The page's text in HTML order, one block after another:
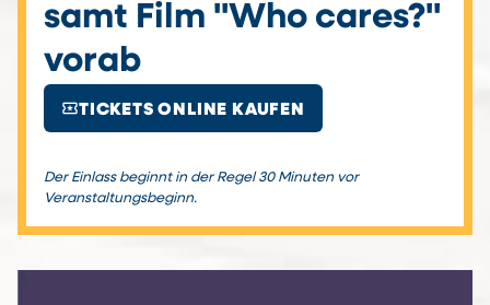
samt Film "Who cares?"
vorab
local_activityTICKETS ONLINE KAUFEN
Der Einlass beginnt in der Regel 30 Minuten vor
Veranstaltungsbeginn.